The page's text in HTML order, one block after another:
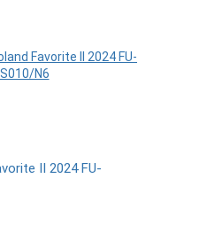
II 2024 FU-